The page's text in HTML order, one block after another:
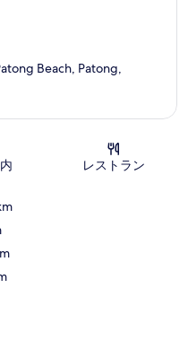
Beach, Patong,
レストラン